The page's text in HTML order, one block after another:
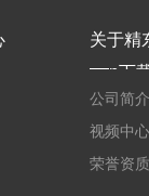
关于精
app下
公司简介
视频中心
荣誉资质